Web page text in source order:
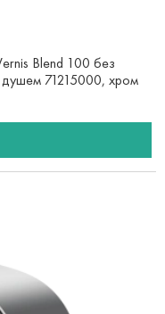
Blend 100 без
душем 71215000, хром